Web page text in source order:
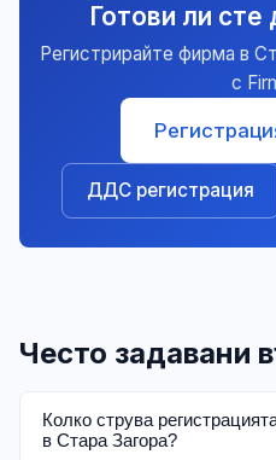
Готови ли сте
Регистрирайте фирма в
с
ДДС регистрация
Често задавани
Колко струва
в Стара Загора?